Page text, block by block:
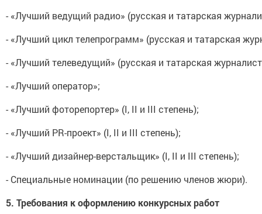
- «Лучший ведущий радио» (русская и татарская
- «Лучший цикл телепрограмм» (русская и татарская
- «Лучший телеведущий» (русская и татарская
- «Лучший оператор»;
- «Лучший фоторепортер» (I, II и III степень);
- «Лучший PR-проект» (I, II и III степень);
- «Лучший дизайнер-верстальщик» (I, II и III степень);
- Специальные номинации (по решению членов жюри).
5. Требования к оформлению конкурсных работ